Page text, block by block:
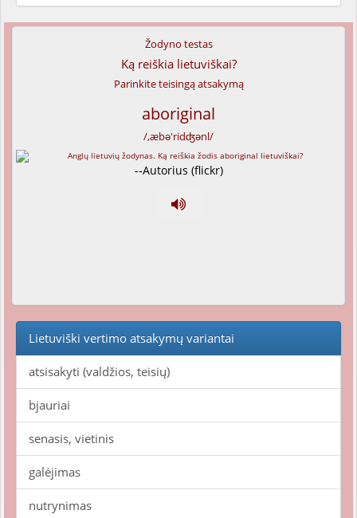
Žodyno testas
Ką reiškia lietuviškai?
Parinkite teisingą atsakymą
aboriginal
/,æbə'ridʤənl/
--Autorius (flickr)
Lietuviški vertimo atsakymų variantai
atsisakyti (valdžios, teisių)
bjauriai
senasis, vietinis
galėjimas
nutrynimas